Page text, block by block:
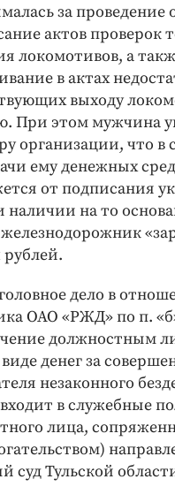
за проведение
актов проверок
локомотивов, а
в актах
выходу
При этом мужчина
организации, что в
ему денежных
от подписания
наличии на то
рублей.
дело в
ОАО «РЖД» по п.
должностным
денег за
незаконного
в служебные
лица,
суд Тульской